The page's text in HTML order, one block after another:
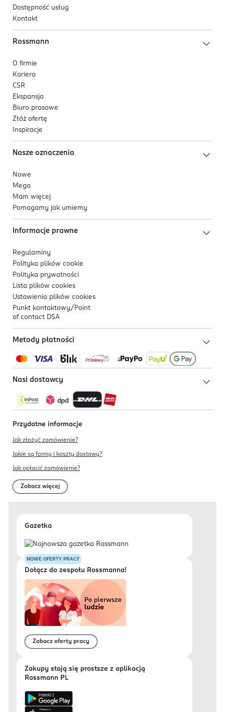
Dostępność usług
Kontakt
Rossmann
O firmie
Kariera
CSR
Ekspansja
Biuro prasowe
Złóż ofertę
Inspiracje
Nasze oznaczenia
Nowe
Mega
Mam więcej
Pomagamy jak umiemy
Informacje prawne
Regulaminy
Polityka plików cookie
Polityka prywatności
Lista plików cookies
Ustawienia plików cookies
Punkt kontaktowy/ Point
of contact DSA
Metody płatności
Nasi dostawcy
Przydatne informacje
Jak złożyć zamówienie?
Jakie są formy i koszty dostawy?
Jak opłacić zamówienie?
Zobacz więcej
Gazetka
NOWE OFERTY PRACY
Dołącz do zespołu Rossmanna!
Zobacz oferty pracy
Zakupy stają się prostsze z aplikacją
Rossmann PL